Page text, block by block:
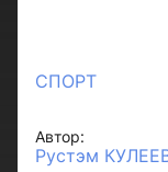
СПОРТ
Автор:
Рустэм